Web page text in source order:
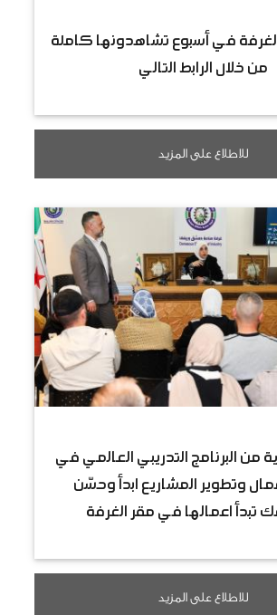
في أسبوع تشاهدونها كاملة
من خلال الرابط التالي
للاطلاع على المزيد
من البرنامج التدريبي العالمي في
وتطوير المشاريع ابدأ وحسّن
تبدأ اعمالها في مقر الغرفة
للاطلاع على المزيد